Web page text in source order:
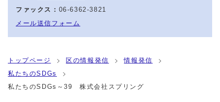
ファックス： 06-6362-3821
メール送信フォーム
トップページ 区の情報発信
情報発信
私たちのSDGs
私たちのSDGs～39 株式会社スプリング